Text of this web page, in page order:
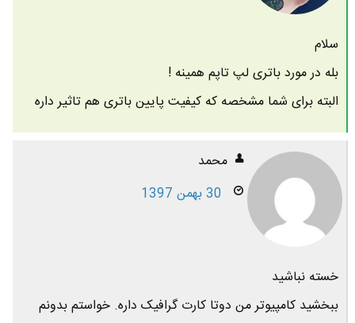
سلام
بله در مورد باتری لپ تاپم همینه !
البته برای شما مشخصه که کیفیت پایین باتری هم تاثیر داره
محمد
30 بهمن 1397
خسته نباشید
ببخشید کامپیوتر من دوتا کارت گرافیک داره. خواستم بدونم